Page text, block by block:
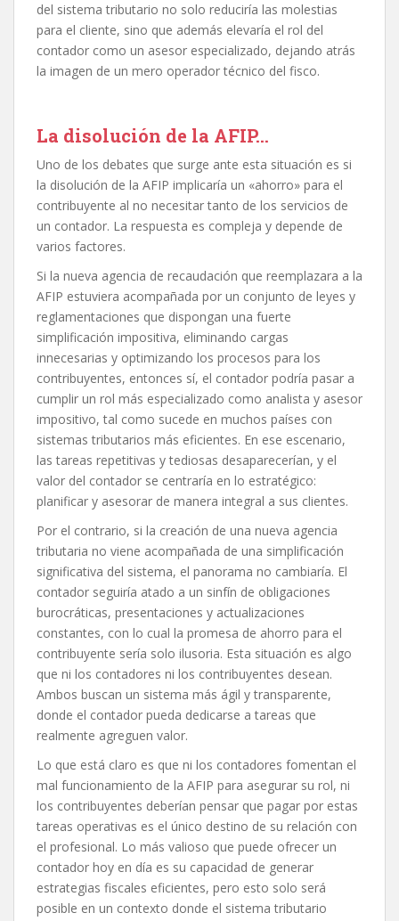
del sistema tributario no solo reduciría las molestias
para el cliente, sino que además elevaría el rol del
contador como un asesor especializado, dejando atrás
la imagen de un mero operador técnico del fisco.
La disolución de la AFIP…
Uno de los debates que surge ante esta situación es si
la disolución de la AFIP implicaría un «ahorro» para el
contribuyente al no necesitar tanto de los servicios de
un contador. La respuesta es compleja y depende de
varios factores.
Si la nueva agencia de recaudación que reemplazara a la
AFIP estuviera acompañada por un conjunto de leyes y
reglamentaciones que dispongan una fuerte
simplificación impositiva, eliminando cargas
innecesarias y optimizando los procesos para los
contribuyentes, entonces sí, el contador podría pasar a
cumplir un rol más especializado como analista y asesor
impositivo, tal como sucede en muchos países con
sistemas tributarios más eficientes. En ese escenario,
las tareas repetitivas y tediosas desaparecerían, y el
valor del contador se centraría en lo estratégico:
planificar y asesorar de manera integral a sus clientes.
Por el contrario, si la creación de una nueva agencia
tributaria no viene acompañada de una simplificación
significativa del sistema, el panorama no cambiaría. El
contador seguiría atado a un sinfín de obligaciones
burocráticas, presentaciones y actualizaciones
constantes, con lo cual la promesa de ahorro para el
contribuyente sería solo ilusoria. Esta situación es algo
que ni los contadores ni los contribuyentes desean.
Ambos buscan un sistema más ágil y transparente,
donde el contador pueda dedicarse a tareas que
realmente agreguen valor.
Lo que está claro es que ni los contadores fomentan el
mal funcionamiento de la AFIP para asegurar su rol, ni
los contribuyentes deberían pensar que pagar por estas
tareas operativas es el único destino de su relación con
el profesional. Lo más valioso que puede ofrecer un
contador hoy en día es su capacidad de generar
estrategias fiscales eficientes, pero esto solo será
posible en un contexto donde el sistema tributario